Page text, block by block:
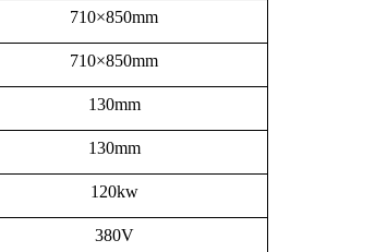
710×850mm
710×850mm
130mm
130mm
120kw
380V